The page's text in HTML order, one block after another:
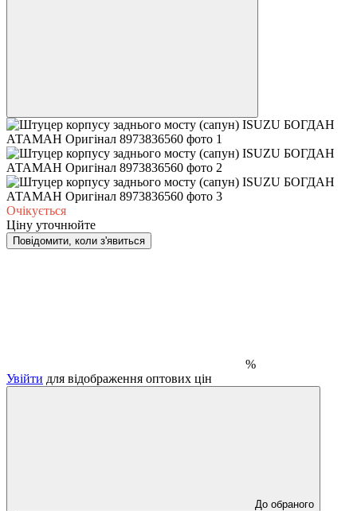
Очікується
Ціну уточнюйте
Повідомити, коли з'явиться
%
Увійти для відображення оптових цін
До обраного